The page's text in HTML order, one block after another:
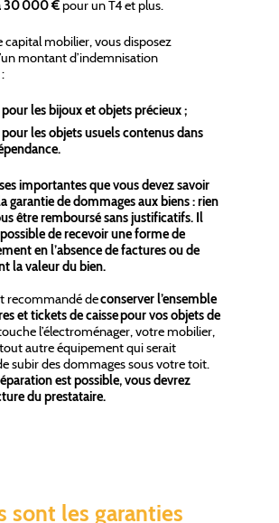
30 000 €pour un T4 et plus.
capital mobilier, vous disposez
montant d’indemnisation
les bijoux et objets précieux ;
les objets usuels contenus dans
importantes que vous devez savoir
garantie de dommages aux biens : rien
être remboursé sans justificatifs. Il
de recevoir une forme de
en l’absence de factures ou de
la valeur du bien.
recommandé deconserver l’ensemble
et tickets de caisse pour vos objets de
l’électroménager, votre mobilier,
autre équipement qui serait
subir des dommages sous votre toit.
est possible, vous devrez
du prestataire.
sont les garanties